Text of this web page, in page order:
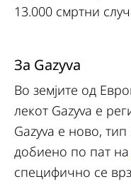
13.000 смртни
За Gazyva
Во земјите од
лекот Gazyva е
Gazyva е ново,
добиено по пат на
специфично се